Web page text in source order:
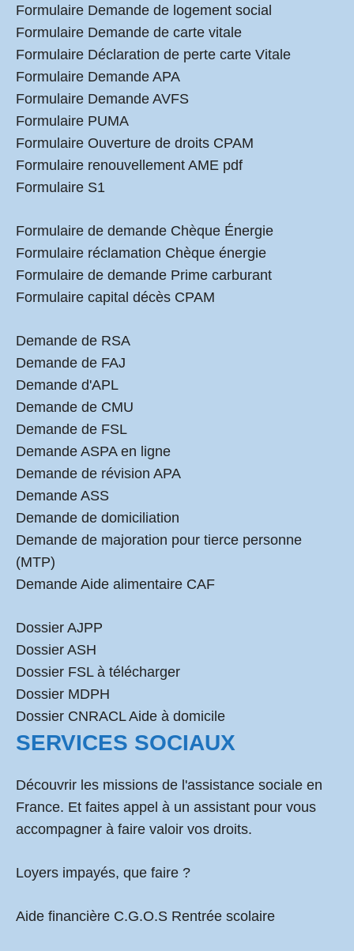
Formulaire Demande de logement social
Formulaire Demande de carte vitale
Formulaire Déclaration de perte carte Vitale
Formulaire Demande APA
Formulaire Demande AVFS
Formulaire PUMA
Formulaire Ouverture de droits CPAM
Formulaire renouvellement AME pdf
Formulaire S1
Formulaire de demande Chèque Énergie
Formulaire réclamation Chèque énergie
Formulaire de demande Prime carburant
Formulaire capital décès CPAM
Demande de RSA
Demande de FAJ
Demande d'APL
Demande de CMU
Demande de FSL
Demande ASPA en ligne
Demande de révision APA
Demande ASS
Demande de domiciliation
Demande de majoration pour tierce personne
(MTP)
Demande Aide alimentaire CAF
Dossier AJPP
Dossier ASH
Dossier FSL à télécharger
Dossier MDPH
Dossier CNRACL Aide à domicile
SERVICES SOCIAUX
Découvrir les missions de l'assistance sociale en
France. Et faites appel à un assistant pour vous
accompagner à faire valoir vos droits.
Loyers impayés, que faire ?
Aide financière C.G.O.S Rentrée scolaire